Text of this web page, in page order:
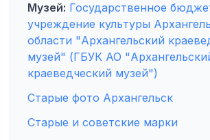
Музей: Государственное
учреждение культуры
области "Архангельский
музей" (ГБУК АО
краеведческий музей")
Старые фото Архангельск
Старые и советские марки